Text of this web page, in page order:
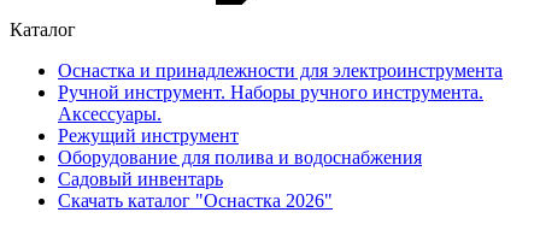
Каталог
Оснастка и принадлежности для электроинструмента
Ручной инструмент. Наборы ручного инструмента.
Аксессуары.
Режущий инструмент
Оборудование для полива и водоснабжения
Садовый инвентарь
Скачать каталог "Оснастка 2026"